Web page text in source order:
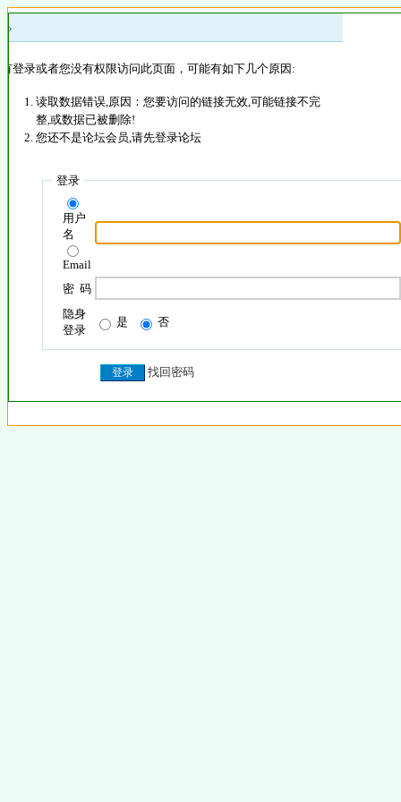
»
登录或者您没有权限访问此页面，可能有如下几个原因:
读取数据错误,原因：您要访问的链接无效,可能链接不完
整,或数据已被删除!
您还不是论坛会员,请先登录论坛
登录
用户
名
Email
密 码
隐身
登录
是 否
找回密码